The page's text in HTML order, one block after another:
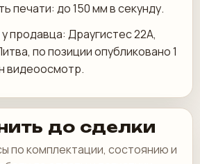
печати: до 150 мм в секунду.
продавца: Драугистес 22А,
по позиции опубликовано 1
видеоосмотр.
до сделки
по комплектации, состоянию и